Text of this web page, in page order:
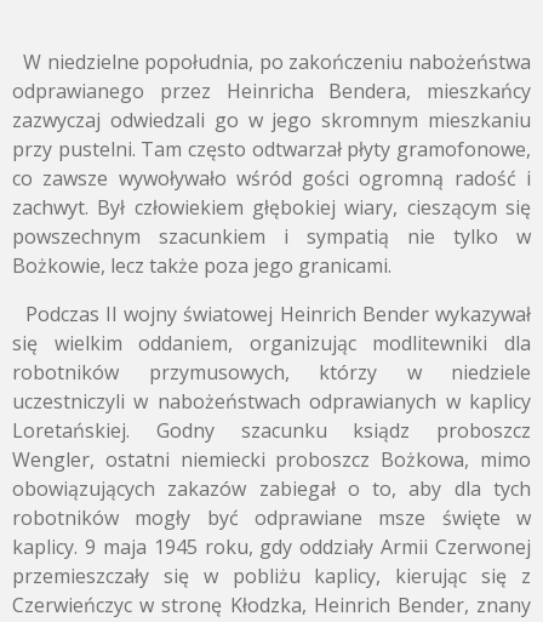
W niedzielne popołudnia, po zakończeniu nabożeństwa
odprawianego przez Heinricha Bendera, mieszkańcy
zazwyczaj odwiedzali go w jego skromnym mieszkaniu
przy pustelni. Tam często odtwarzał płyty gramofonowe,
co zawsze wywoływało wśród gości ogromną radość i
zachwyt. Był człowiekiem głębokiej wiary, cieszącym się
powszechnym szacunkiem i sympatią nie tylko w
Bożkowie, lecz także poza jego granicami.
Podczas II wojny światowej Heinrich Bender wykazywał
się wielkim oddaniem, organizując modlitewniki dla
robotników przymusowych, którzy w niedziele
uczestniczyli w nabożeństwach odprawianych w kaplicy
Loretańskiej. Godny szacunku ksiądz proboszcz
Wengler, ostatni niemiecki proboszcz Bożkowa, mimo
obowiązujących zakazów zabiegał o to, aby dla tych
robotników mogły być odprawiane msze święte w
kaplicy. 9 maja 1945 roku, gdy oddziały Armii Czerwonej
przemieszczały się w pobliżu kaplicy, kierując się z
Czerwieńczyc w stronę Kłodzka, Heinrich Bender, znany